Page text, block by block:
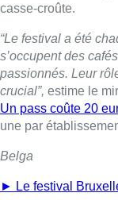
casse-croûte.
“Le festival a été
s’occupent des
passionnés. Leur
crucial”, estime le
Un pass coûte 20
une par
Belga
► Le festival